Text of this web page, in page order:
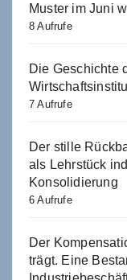
Muster im Juni
8 Aufrufe
Die Geschichte
7 Aufrufe
Der stille
als Lehrstück
Konsolidierung
6 Aufrufe
Der
trägt. Eine